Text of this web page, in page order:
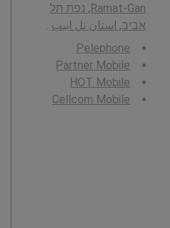
Ramat-Gan, נפת תל
אביב, استان تل ابیب
Pelephone
Partner Mobile
HOT Mobile
Cellcom Mobile